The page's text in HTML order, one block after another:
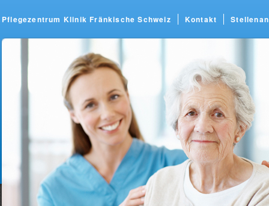
Pflegezentrum Klinik Fränkische Schweiz Kontakt